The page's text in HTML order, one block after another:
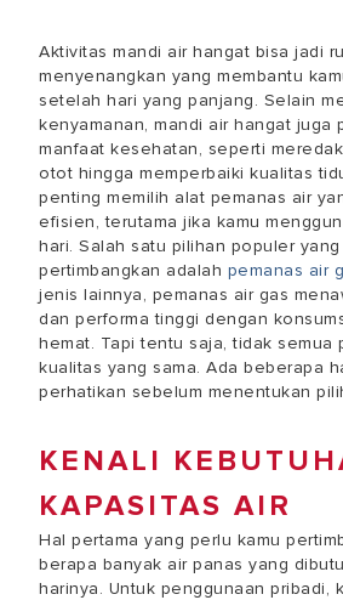
Aktivitas mandi air hangat bisa jadi
menyenangkan yang membantu
setelah hari yang panjang. Selain
kenyamanan, mandi air hangat juga
manfaat kesehatan, seperti
otot hingga memperbaiki kualitas
penting memilih alat pemanas air
efisien, terutama jika kamu
hari. Salah satu pilihan populer yang
pertimbangkan adalah pemanas air
jenis lainnya, pemanas air gas
dan performa tinggi dengan
hemat. Tapi tentu saja, tidak semua
kualitas yang sama. Ada beberapa
perhatikan sebelum menentukan
KENALI
KAPASITAS AIR
Hal pertama yang perlu kamu
berapa banyak air panas yang
harinya. Untuk penggunaan pribadi,